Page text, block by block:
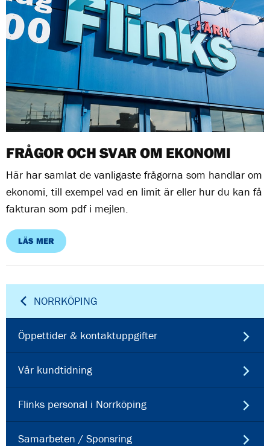
FRÅGOR OCH SVAR OM EKONOMI
Här har samlat de vanligaste frågorna som handlar om
ekonomi, till exempel vad en limit är eller hur du kan få
fakturan som pdf i mejlen.
LÄS MER
NORRKÖPING
Öppettider & kontaktuppgifter
Vår kundtidning
Flinks personal i Norrköping
Samarbeten / Sponsring